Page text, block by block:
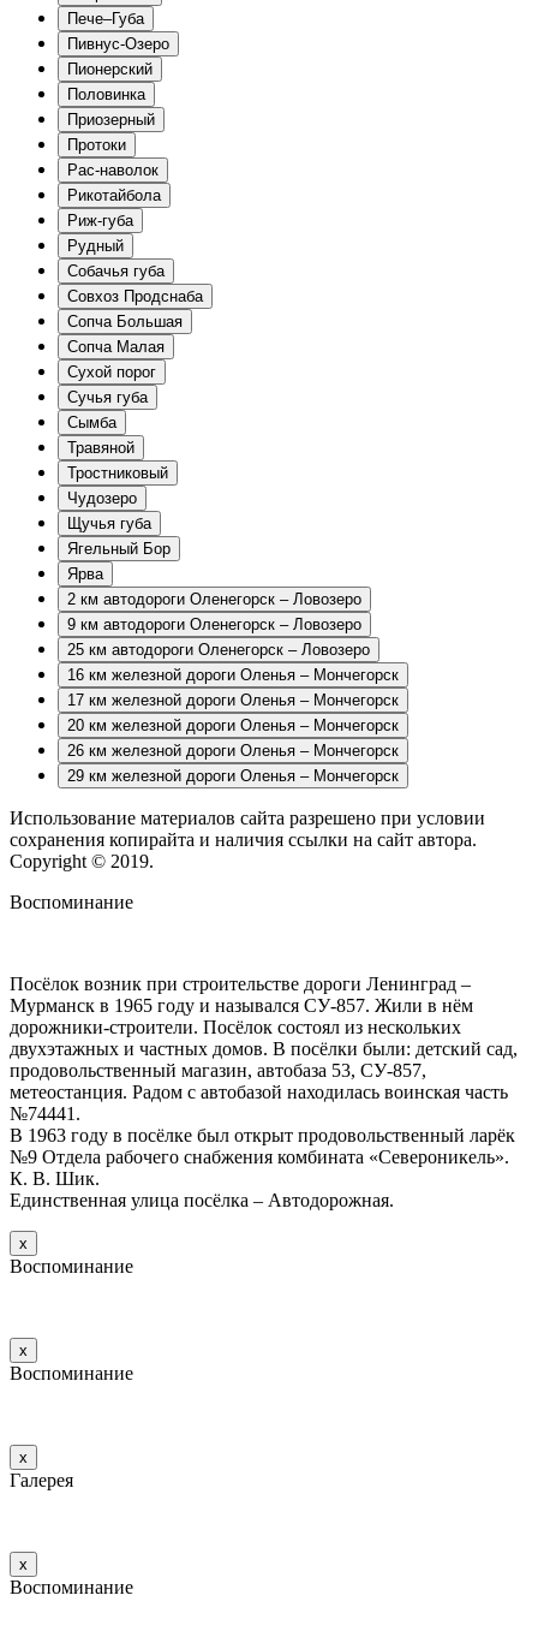
Пече–Губа
Пивнус-Озеро
Пионерский
Половинка
Приозерный
Протоки
Рас-наволок
Рикотайбола
Риж-губа
Рудный
Собачья губа
Совхоз Продснаба
Сопча Большая
Сопча Малая
Сухой порог
Сучья губа
Сымба
Травяной
Тростниковый
Чудозеро
Щучья губа
Ягельный Бор
Ярва
2 км автодороги Оленегорск – Ловозеро
9 км автодороги Оленегорск – Ловозеро
25 км автодороги Оленегорск – Ловозеро
16 км железной дороги Оленья – Мончегорск
17 км железной дороги Оленья – Мончегорск
20 км железной дороги Оленья – Мончегорск
26 км железной дороги Оленья – Мончегорск
29 км железной дороги Оленья – Мончегорск
Использование материалов сайта разрешено при условии
сохранения копирайта и наличия ссылки на сайт автора.
Copyright © 2019.
Воспоминание
Посёлок возник при строительстве дороги Ленинград –
Мурманск в 1965 году и назывался СУ-857. Жили в нём
дорожники-строители. Посёлок состоял из нескольких
двухэтажных и частных домов. В посёлки были: детский сад,
продовольственный магазин, автобаза 53, СУ-857,
метеостанция. Радом с автобазой находилась воинская часть
№74441.
В 1963 году в посёлке был открыт продовольственный ларёк
№9 Отдела рабочего снабжения комбината «Североникель».
К. В. Шик.
Единственная улица посёлка – Автодорожная.
х
Воспоминание
х
Воспоминание
х
Галерея
х
Воспоминание